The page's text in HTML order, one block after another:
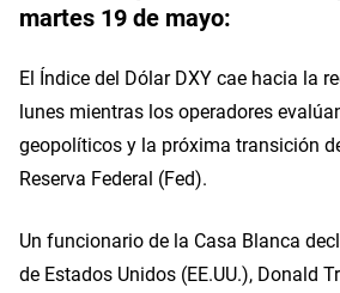
martes 19 de mayo:
El Índice del Dólar DXY cae hacia la
lunes mientras los operadores
geopolíticos y la próxima transición
Reserva Federal (Fed).
Un funcionario de la Casa Blanca
de Estados Unidos (EE.UU.), Donald